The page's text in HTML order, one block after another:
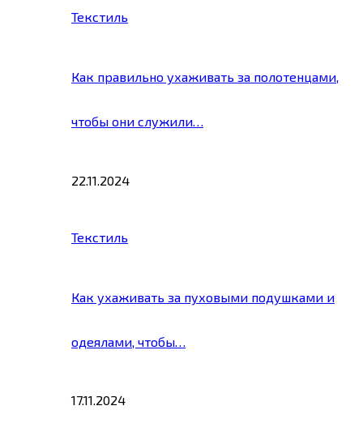
Текстиль
Как правильно ухаживать за полотенцами,
чтобы они служили…
22.11.2024
Текстиль
Как ухаживать за пуховыми подушками и
одеялами, чтобы…
17.11.2024